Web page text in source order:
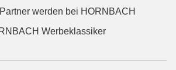
werden bei HORNBACH
Werbeklassiker